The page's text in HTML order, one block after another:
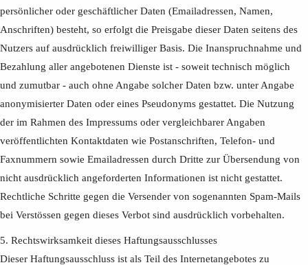
persönlicher oder geschäftlicher Daten (Emailadressen, Namen,
Anschriften) besteht, so erfolgt die Preisgabe dieser Daten seitens des
Nutzers auf ausdrücklich freiwilliger Basis. Die Inanspruchnahme und
Bezahlung aller angebotenen Dienste ist - soweit technisch möglich
und zumutbar - auch ohne Angabe solcher Daten bzw. unter Angabe
anonymisierter Daten oder eines Pseudonyms gestattet. Die Nutzung
der im Rahmen des Impressums oder vergleichbarer Angaben
veröffentlichten Kontaktdaten wie Postanschriften, Telefon- und
Faxnummern sowie Emailadressen durch Dritte zur Übersendung von
nicht ausdrücklich angeforderten Informationen ist nicht gestattet.
Rechtliche Schritte gegen die Versender von sogenannten Spam-Mails
bei Verstössen gegen dieses Verbot sind ausdrücklich vorbehalten.
5. Rechtswirksamkeit dieses Haftungsausschlusses
Dieser Haftungsausschluss ist als Teil des Internetangebotes zu